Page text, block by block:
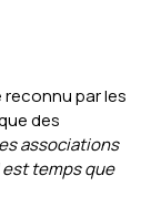
reconnu par les
des
associations
temps que